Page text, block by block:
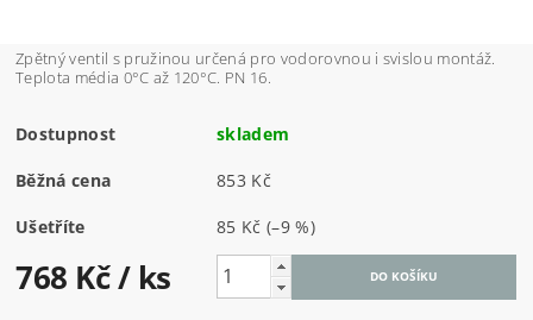
Zpětný ventil s pružinou určená pro vodorovnou i svislou montáž.
Teplota média 0°C až 120°C. PN 16.
Dostupnost skladem
Běžná cena 853 Kč
Ušetříte 85 Kč(–9 %)
768 Kč/ ks